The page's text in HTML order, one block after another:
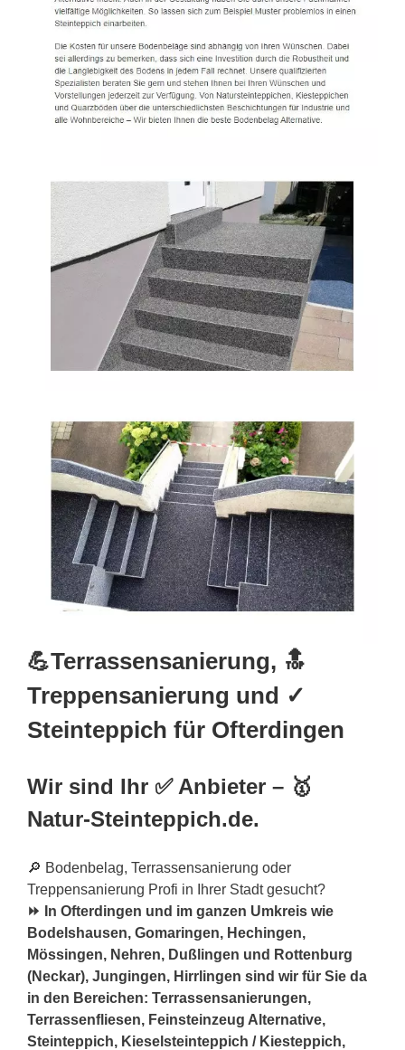
💪Terrassensanierung, 🔝
Treppensanierung und ✓
Steinteppich für Ofterdingen
Wir sind Ihr ✅ Anbieter – 🥇
Natur-Steinteppich.de.
🔎 Bodenbelag, Terrassensanierung oder
Treppensanierung Profi in Ihrer Stadt gesucht?
⏩ In Ofterdingen und im ganzen Umkreis wie
Bodelshausen, Gomaringen, Hechingen,
Mössingen, Nehren, Dußlingen und Rottenburg
(Neckar), Jungingen, Hirrlingen sind wir für Sie da
in den Bereichen: Terrassensanierungen,
Terrassenfliesen, Feinsteinzeug Alternative,
Steinteppich, Kieselsteinteppich / Kiesteppich,